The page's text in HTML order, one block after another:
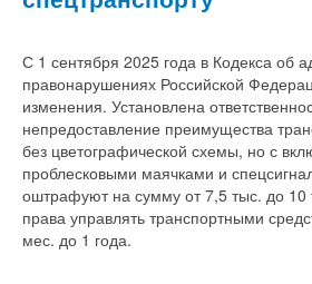
С 1 сентября 2025 года в Кодекса об
правонарушениях Российской
изменения. Установлена
непредоставление преимущества
без цветографической схемы, но с
проблесковыми маячками и
оштрафуют на сумму от 7,5 тыс. до 10
права управлять транспортными
мес. до 1 года.